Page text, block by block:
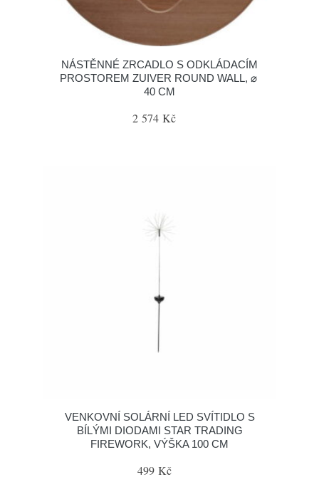
NÁSTĚNNÉ ZRCADLO S ODKLÁDACÍM
PROSTOREM ZUIVER ROUND WALL, ⌀
40 CM
2 574 Kč
VENKOVNÍ SOLÁRNÍ LED SVÍTIDLO S
BÍLÝMI DIODAMI STAR TRADING
FIREWORK, VÝŠKA 100 CM
499 Kč